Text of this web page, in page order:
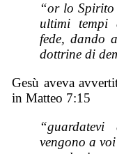
“or lo Spirito
ultimi tempi
fede, dando
dottrine di
Gesù aveva
in Matteo 7:15
vengono a